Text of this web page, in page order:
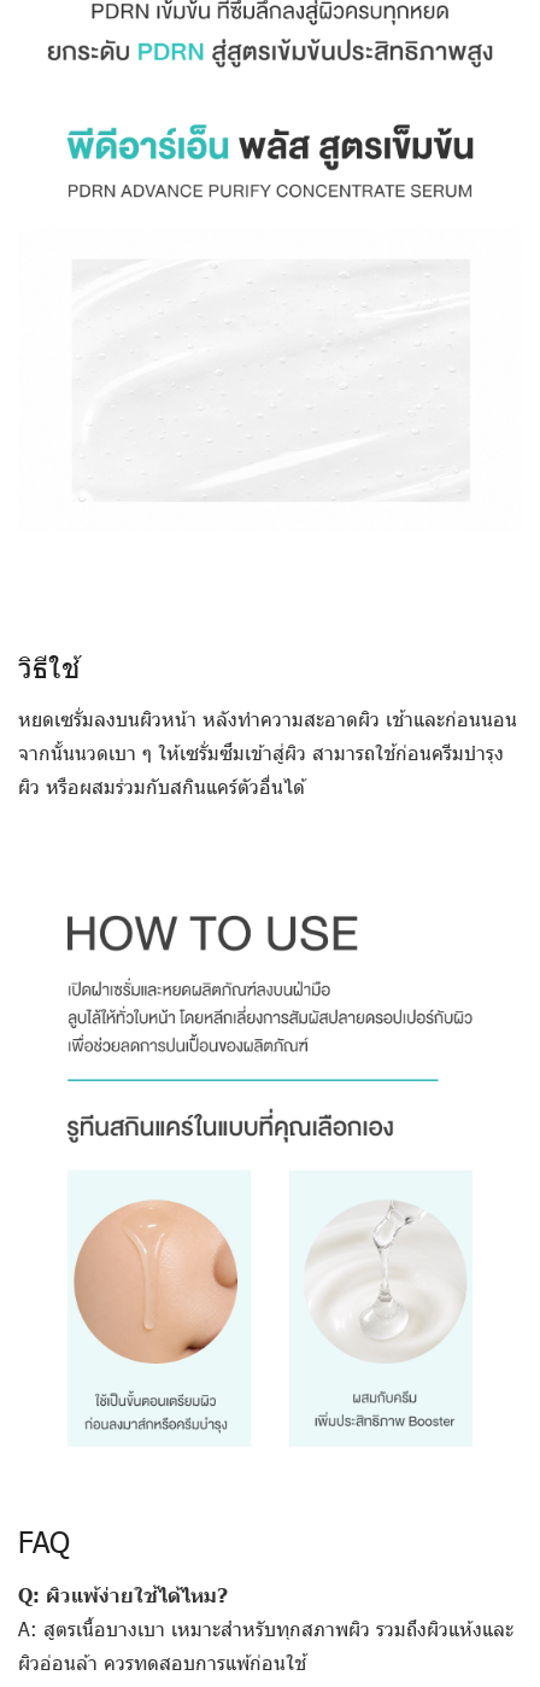
วิธีใช้
หยดเซรั่มลงบนผิวหน้า หลังทำความสะอาดผิว เช้าและก่อนนอน
จากนั้นนวดเบา ๆ ให้เซรั่มซึมเข้าสู่ผิว สามารถใช้ก่อนครีมบำรุง
ผิว หรือผสมร่วมกับสกินแคร์ตัวอื่นได้
FAQ
Q: ผิวแพ้ง่ายใช้ได้ไหม?
A: สูตรเนื้อบางเบา เหมาะสำหรับทุกสภาพผิว รวมถึงผิวแห้งและ
ผิวอ่อนล้า ควรทดสอบการแพ้ก่อนใช้